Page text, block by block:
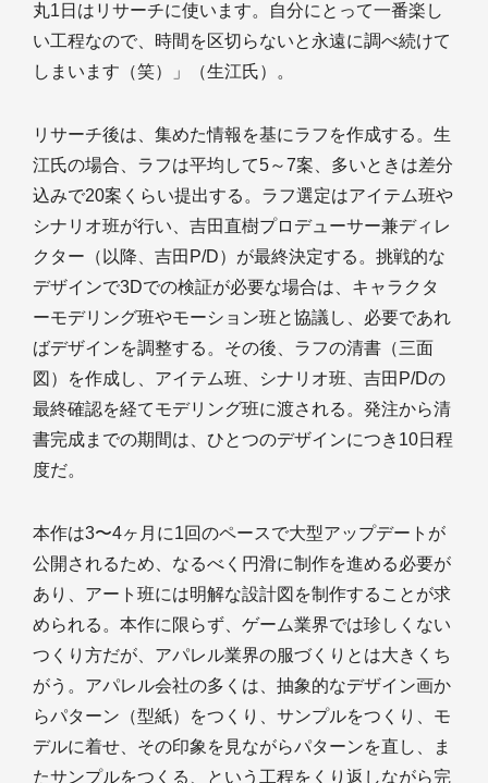
丸1日はリサーチに使います。自分にとって一番楽し
い工程なので、時間を区切らないと永遠に調べ続けて
しまいます（笑）」（生江氏）。
リサーチ後は、集めた情報を基にラフを作成する。生
江氏の場合、ラフは平均して5～7案、多いときは差分
込みで20案くらい提出する。ラフ選定はアイテム班や
シナリオ班が行い、吉田直樹プロデューサー兼ディレ
クター（以降、吉田P/D）が最終決定する。挑戦的な
デザインで3Dでの検証が必要な場合は、キャラクタ
ーモデリング班やモーション班と協議し、必要であれ
ばデザインを調整する。その後、ラフの清書（三面
図）を作成し、アイテム班、シナリオ班、吉田P/Dの
最終確認を経てモデリング班に渡される。発注から清
書完成までの期間は、ひとつのデザインにつき10日程
度だ。
本作は3〜4ヶ月に1回のペースで大型アップデートが
公開されるため、なるべく円滑に制作を進める必要が
あり、アート班には明解な設計図を制作することが求
められる。本作に限らず、ゲーム業界では珍しくない
つくり方だが、アパレル業界の服づくりとは大きくち
がう。アパレル会社の多くは、抽象的なデザイン画か
らパターン（型紙）をつくり、サンプルをつくり、モ
デルに着せ、その印象を見ながらパターンを直し、ま
たサンプルをつくる、という工程をくり返しながら完